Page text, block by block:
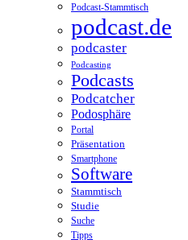
Podcast-Stammtisch
podcast.de
podcaster
Podcasting
Podcasts
Podcatcher
Podosphäre
Portal
Präsentation
Smartphone
Software
Stammtisch
Studie
Suche
Tipps